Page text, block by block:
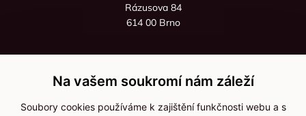
Rázusova 84
614 00 Brno
+420 736 535 066
Po - pá: 8:00 - 16:00
Na vašem soukromí nám záleží
Soubory cookies používáme k zajištění funkčnosti webu a s